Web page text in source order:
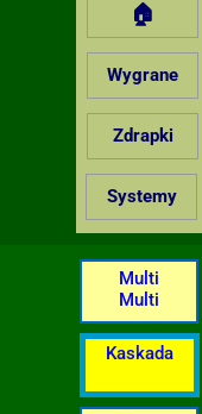
🏠
Wygrane
Zdrapki
Systemy
Multi
Multi
Kaskada